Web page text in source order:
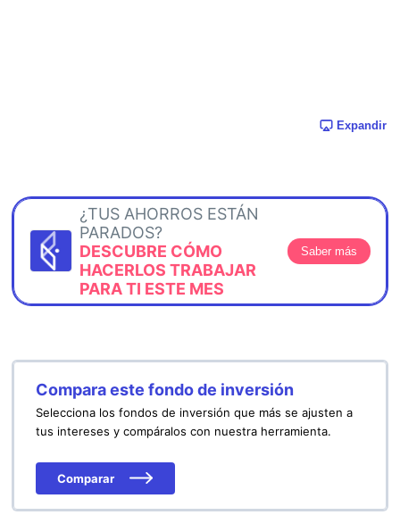
Expandir
¿TUS AHORROS ESTÁN
PARADOS?
DESCUBRE CÓMO
HACERLOS TRABAJAR
PARA TI ESTE MES
Saber más
Compara este fondo de inversión
Selecciona los fondos de inversión que más se ajusten a
tus intereses y compáralos con nuestra herramienta.
Comparar